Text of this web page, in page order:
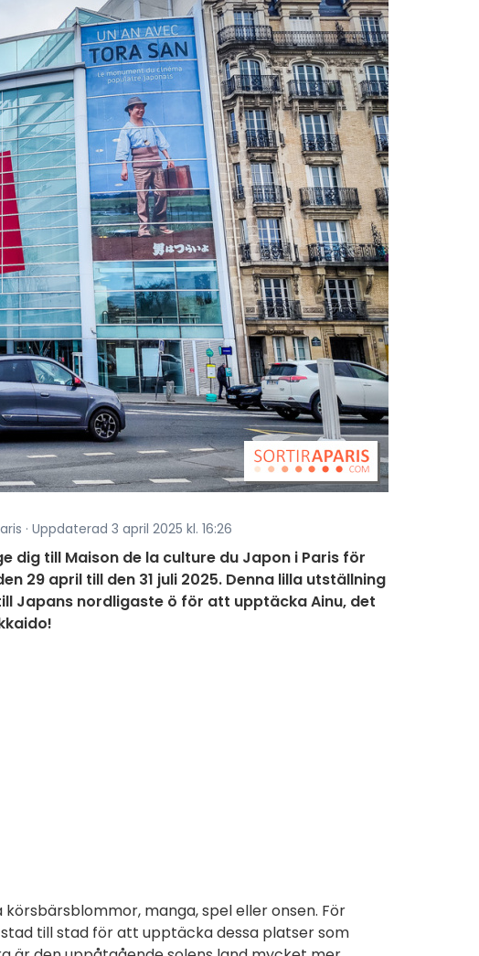
· Uppdaterad 3 april 2025 kl. 16:26
dig till Maison de la culture du Japon i Paris för
29 april till den 31 juli 2025. Denna lilla utställning
Japans nordligaste ö för att upptäcka Ainu, det
manga, spel eller onsen. För
till stad för att upptäcka dessa platser som